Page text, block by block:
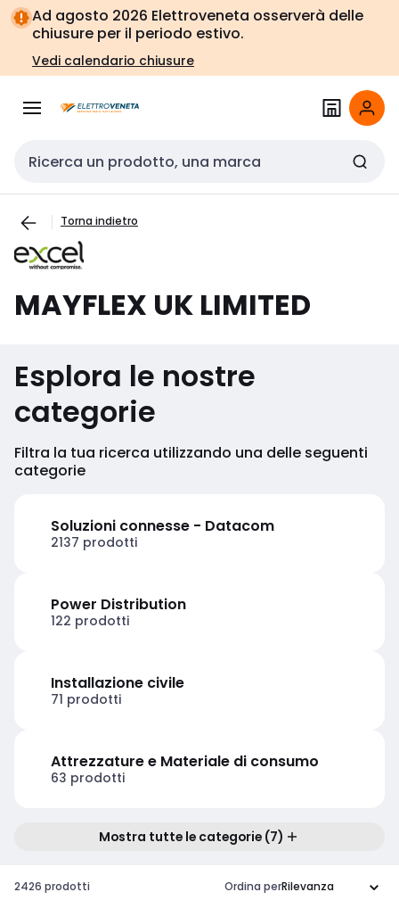
Vai alla
navigazione
Vai
alla
pagina
Ad agosto 2026 Elettroveneta osserverà delle
chiusure per il periodo estivo.
Vedi calendario chiusure
Cerca input
Torna indietro
MAYFLEX UK LIMITED
Esplora le nostre
categorie
Filtra la tua ricerca utilizzando una delle seguenti
categorie
Soluzioni connesse - Datacom
2137 prodotti
Power Distribution
122 prodotti
Installazione civile
71 prodotti
Attrezzature e Materiale di consumo
63 prodotti
Mostra tutte le categorie (7)
2426 prodotti Ordina per